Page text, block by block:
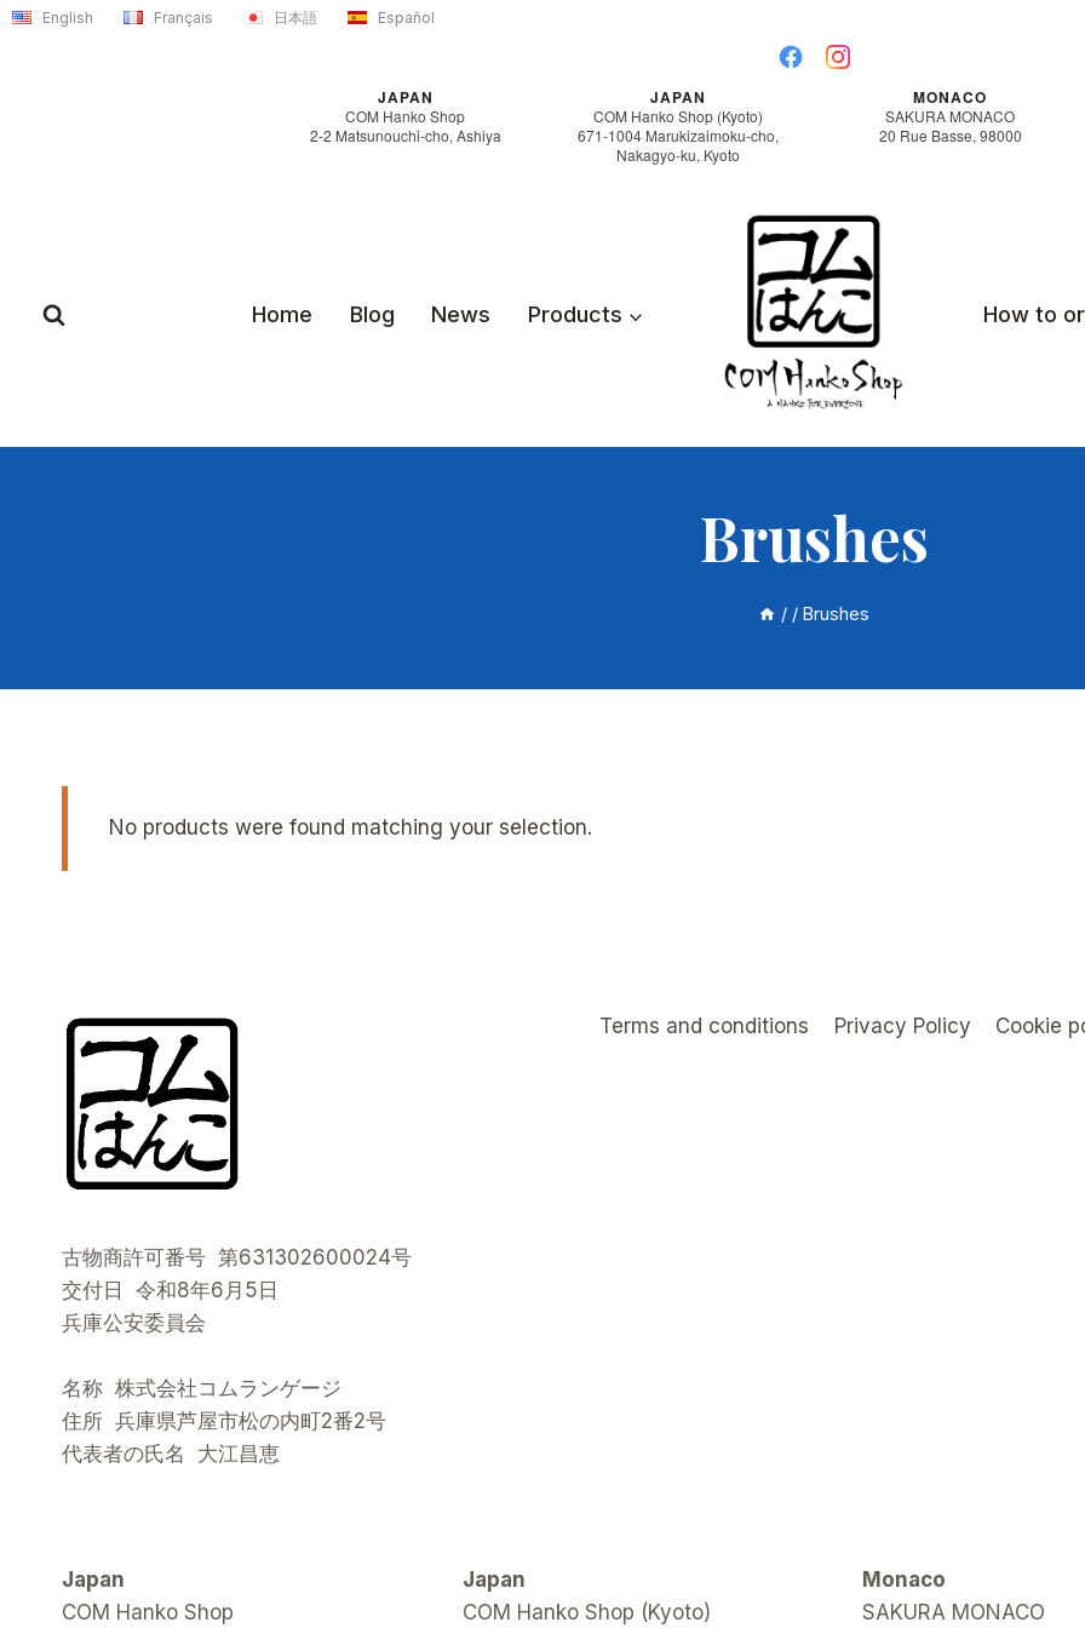
Skip
English Français 日本語 Español
JAPAN
COM Hanko Shop
2-2 Matsunouchi-cho, Ashiya
JAPAN
COM Hanko Shop (Kyoto)
671-1004 Marukizaimoku-cho,
Nakagyo-ku, Kyoto
MONACO
SAKURA MONACO
20 Rue Basse, 98000
Home Blog News Products How to
Brushes
/ / Brushes
No products were found matching your selection.
古物商許可番号 第631302600024号
交付日 令和8年6月5日
兵庫公安委員会
名称 株式会社コムランゲージ
住所 兵庫県芦屋市松の内町2番2号
代表者の氏名 大江昌恵
Terms and conditions Privacy Policy Cookie
Japan
COM Hanko Shop
Japan
COM Hanko Shop (Kyoto)
Monaco
SAKURA MONACO